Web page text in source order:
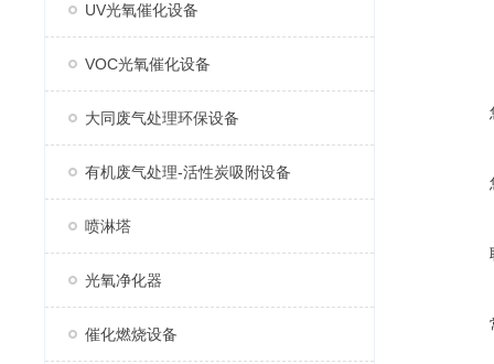
UV光氧催化设备
VOC光氧催化设备
大同废气处理环保设备
有机废气处理-活性炭吸附设备
喷淋塔
光氧净化器
催化燃烧设备